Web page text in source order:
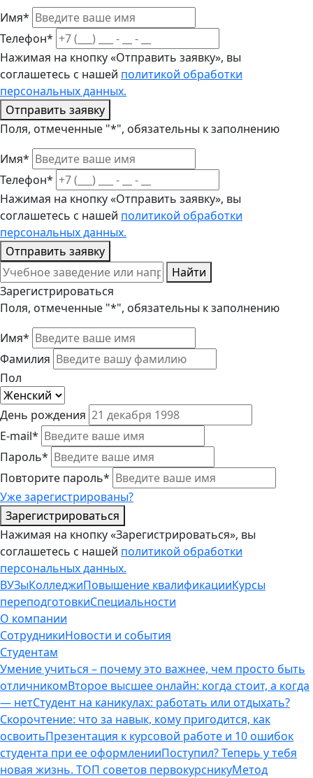
Имя*
Телефон*
Нажимая на кнопку «Отправить заявку», вы
соглашетесь с нашей политикой обработки
персональных данных.
Отправить заявку
Поля, отмеченные "*", обязательны к заполнению
Имя*
Телефон*
Нажимая на кнопку «Отправить заявку», вы
соглашетесь с нашей политикой обработки
персональных данных.
Отправить заявку
Найти
Зарегистрироваться
Поля, отмеченные "*", обязательны к заполнению
Имя*
Фамилия
Пол
День рождения
E-mail*
Пароль*
Повторите пароль*
Уже зарегистрированы?
Зарегистрироваться
Нажимая на кнопку «Зарегистрироваться», вы
соглашетесь с нашей политикой обработки
персональных данных.
ВУЗыКолледжиПовышение квалификацииКурсы
переподготовкиСпециальности
О компании
СотрудникиНовости и события
Студентам
Умение учиться – почему это важнее, чем просто быть
отличникомВторое высшее онлайн: когда стоит, а когда
— нетСтудент на каникулах: работать или отдыхать?
Скорочтение: что за навык, кому пригодится, как
освоитьПрезентация к курсовой работе и 10 ошибок
студента при ее оформленииПоступил? Теперь у тебя
новая жизнь. ТОП советов первокурсникуМетод